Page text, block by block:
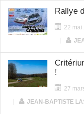
Rallye
22 mai
!
27
JEAN-BAPTISTE